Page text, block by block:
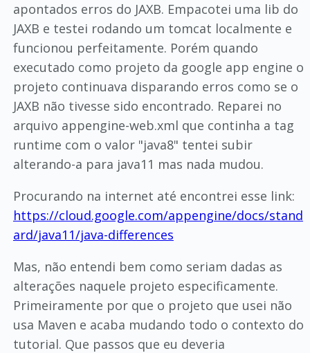
apontados erros do JAXB. Empacotei uma lib do
JAXB e testei rodando um tomcat localmente e
funcionou perfeitamente. Porém quando
executado como projeto da google app engine o
projeto continuava disparando erros como se o
JAXB não tivesse sido encontrado. Reparei no
arquivo appengine-web.xml que continha a tag
runtime com o valor "java8" tentei subir
alterando-a para java11 mas nada mudou.
Procurando na internet até encontrei esse link:
https://cloud.google.com/appengine/docs/stand
ard/java11/java-differences
Mas, não entendi bem como seriam dadas as
alterações naquele projeto especificamente.
Primeiramente por que o projeto que usei não
usa Maven e acaba mudando todo o contexto do
tutorial. Que passos que eu deveria